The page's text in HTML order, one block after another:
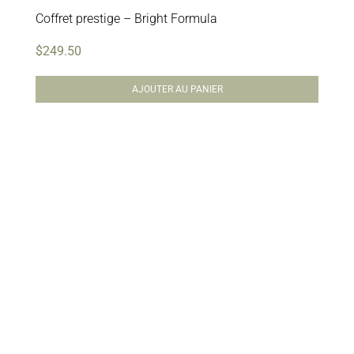
Coffret prestige – Bright Formula
$249.50
AJOUTER AU PANIER